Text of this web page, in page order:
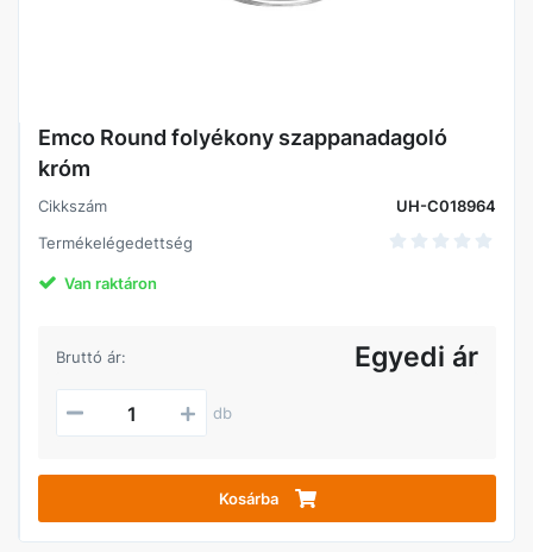
Emco Round folyékony szappanadagoló
króm
Cikkszám
UH-C018964
Termékelégedettség
Van raktáron
Bruttó ár: Egyedi ár
db
Kosárba